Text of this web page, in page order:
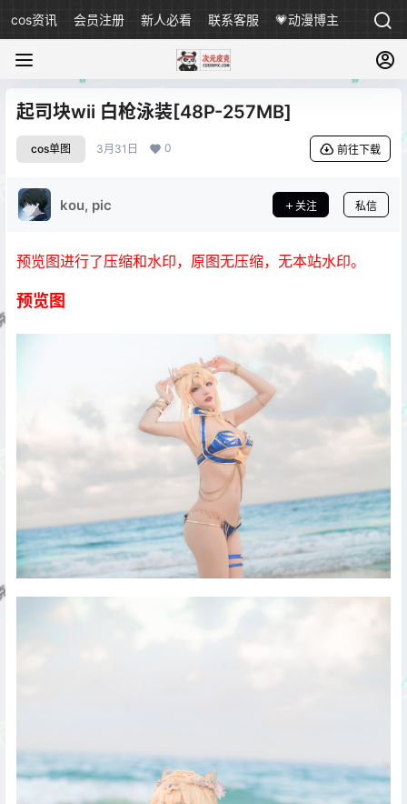
cos资讯 会员注册 新人必看 联系客服 💗动漫博主
起司块wii 白枪泳装[48P-257MB]
cos单图 3月31日 0 前往下载
kou, pic 关注 私信
预览图进行了压缩和水印，原图无压缩，无本站水印。
预览图